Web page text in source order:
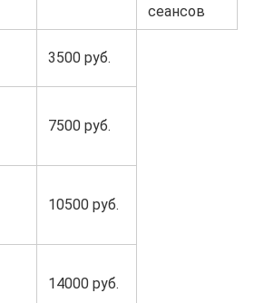
сеансов
3500 руб.
7500 руб.
10500 руб.
14000 руб.